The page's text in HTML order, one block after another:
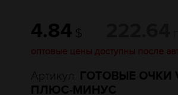
4.84 $
оптовые цены доступны после
Артикул: ГОТОВЫЕ ОЧКИ
ПЛЮС-МИНУС